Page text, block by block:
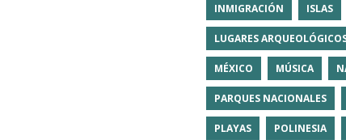
INMIGRACIÓN ISLAS
LUGARES
MÉXICO MÚSICA
PARQUES NACIONALES
PLAYAS POLINESIA